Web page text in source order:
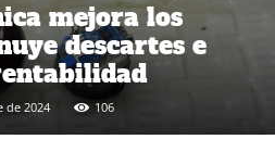
mejora los
descartes e
de 2024 106